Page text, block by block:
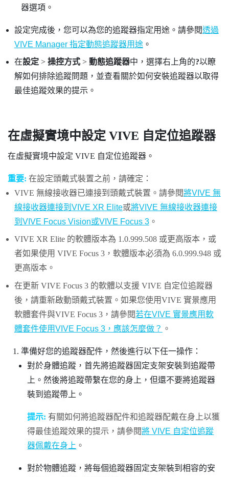
器選項。
設定完成後，您可以為您的追蹤器指定用途。請參閱透過
VIVE Manager指定動態追蹤器用途。
在設定> 操控方式> 動態追蹤器中，選擇右上角的?以瞭
解如何排除追蹤問題，並查看關於如何安裝追蹤器以取得
最佳追蹤效果的提示。
在虛擬實境中設定 VIVE 自定位追蹤器
在虛擬實境中設定 VIVE 自定位追蹤器 。
重要: 在設定頭戴式裝置之前，請確定：
VIVE 無線接收器已連接到頭戴式裝置。請參閱將VIVE 無
線接收器連接到VIVE XR Elite或將VIVE 無線接收器連接
到VIVE Focus Vision或VIVE Focus 3。
VIVE XR Elite的軟體版本為 1.0.999.508 或更高版本，或
者如果使用 VIVE Focus 3，軟體版本必須為 6.0.999.948 或
更高版本。
在更新 VIVE Focus 3的軟體以支援 VIVE 自定位追蹤器
後，請重新啟動頭戴式裝置。如果您使用VIVE 實景應用
軟體套件與VIVE Focus 3，請參閱若在VIVE 實景應用軟
體套件使用VIVE Focus 3，應該怎麼做？ 。
準備好您的追蹤器配件，然後進行以下任一操作：
對於身體追蹤，首先將追蹤器固定支架安裝到追蹤帶
上。然後將追蹤帶繫在您的身上，但還不要將追蹤器
裝到追蹤帶上。
提示: 有關如何將追蹤器配件和追蹤器配戴在身上以獲
得最佳追蹤效果的提示，請參閱將 VIVE 自定位追蹤
器佩戴在身上 。
對於物體追蹤，將每個追蹤器固定支架裝到相容的安